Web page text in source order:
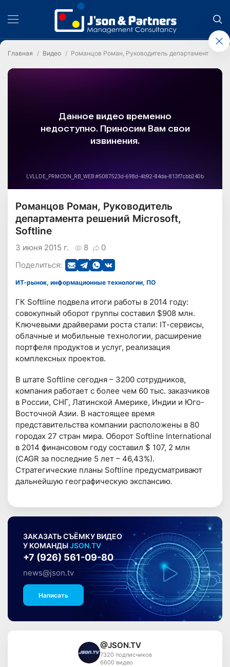
Главная Видео Романцов Роман, Руководитель департамента
Романцов Роман, Руководитель
департамента решений Microsoft,
Softline
8 0
3 июня 2015 г.
Поделиться:
ИТ-рынок, информационные технологии, ПО
ГК Softline подвела итоги работы в 2014 году:
совокупный оборот группы составил $908 млн.
Ключевыми драйверами роста стали: IТ-сервисы,
облачные и мобильные технологии, расширение
портфеля продуктов и услуг, реализация
комплексных проектов.
В штате Softline сегодня – 3200 сотрудников,
компания работает с более чем 60 тыс. заказчиков
в России, СНГ, Латинской Америке, Индии и Юго-
Восточной Азии. В настоящее время
представительства компании расположены в 80
городах 27 стран мира. Оборот Softline International
в 2014 финансовом году составил $ 107, 2 млн
(CAGR за последние 5 лет – 46,43%).
Стратегические планы Softline предусматривают
дальнейшую географическую экспансию.
ЗАКАЗАТЬ СЪЁМКУ ВИДЕО
У КОМАНДЫJSON.TV
+7 (926) 561-09-80
news@json.tv
Написать
@JSON.TV
7320 подписчиков
6600 видео